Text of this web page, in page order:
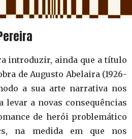
introduzir, ainda que a título
de Augusto Abelaira (1926-
a sua arte narrativa nos
levar a novas consequências
de herói problemático
na medida em que nos